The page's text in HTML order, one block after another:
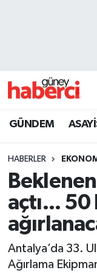
GÜNDEM
HABERLER
açtı...
Antalya’da 33.
Ağırlama
Beyoğlu
Son Dakika
Haber Arşivi